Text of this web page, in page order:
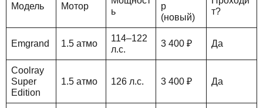
Модель Мотор
ь
р
(новый)
т?
Emgrand 1.5 атмо
114–122
л.с.
3 400 ₽ Да
Coolray
Super
Edition
1.5 атмо 126 л.с. 3 400 ₽ Да